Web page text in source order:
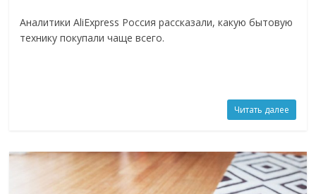
Аналитики AliExpress Россия рассказали, какую бытовую
технику покупали чаще всего.
Читать далее